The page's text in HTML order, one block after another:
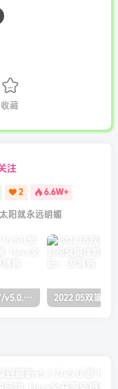
收藏
注
2 6.6W+
阳就永远明媚
绿豆最新v5.1.7/v5.0.萝卜app源码前后端【java全开源免授权】